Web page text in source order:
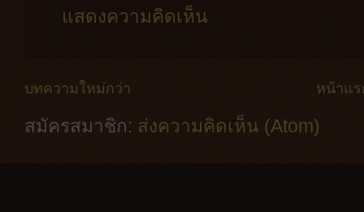
แสดงความคิดเห็น
บทความใหม่กว่า หน้าแร
สมัครสมาชิก: ส่งความคิดเห็น (Atom)